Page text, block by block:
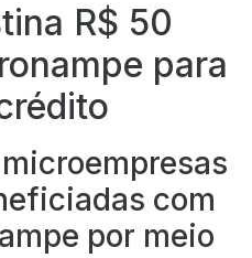
R$ 50
para
com
por meio